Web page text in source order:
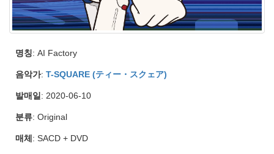
명칭: AI Factory
음악가: T-SQUARE (ティー・スクェア)
발매일 : 2020-06-10
분류: Original
매체 : SACD + DVD